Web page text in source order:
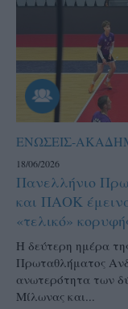
ΕΝΩΣΕΙΣ-
18/06/2026
Πανελλήνιο
και ΠΑΟΚ
«τελικό»
Η δεύτερη ημέρα
Πρωταθλήματος
ανωτερότητα των
Μίλωνας και...